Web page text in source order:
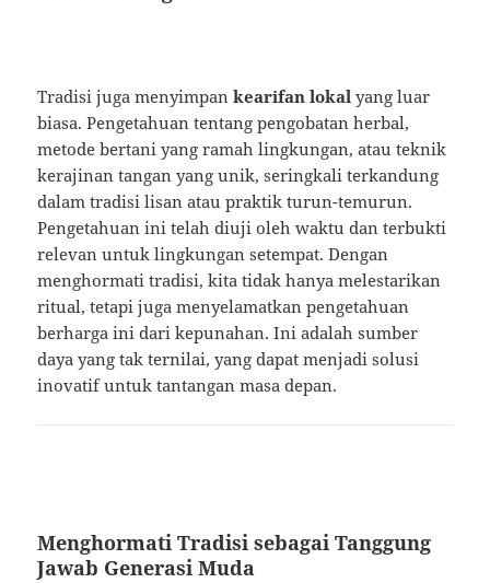
Tradisi juga menyimpankearifan lokal yang luar
biasa. Pengetahuan tentang pengobatan herbal,
metode bertani yang ramah lingkungan, atau teknik
kerajinan tangan yang unik, seringkali terkandung
dalam tradisi lisan atau praktik turun-temurun.
Pengetahuan ini telah diuji oleh waktu dan terbukti
relevan untuk lingkungan setempat. Dengan
menghormati tradisi, kita tidak hanya melestarikan
ritual, tetapi juga menyelamatkan pengetahuan
berharga ini dari kepunahan. Ini adalah sumber
daya yang tak ternilai, yang dapat menjadi solusi
inovatif untuk tantangan masa depan.
Menghormati Tradisi sebagai Tanggung
Jawab Generasi Muda